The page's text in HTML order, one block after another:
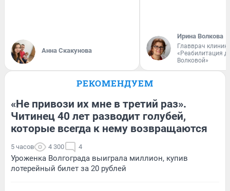
Анна Скакунова
Ирина Волкова
Главврач
«Реабилитация
Волковой»
РЕКОМЕНДУЕМ
«Не привози их мне в третий раз».
Читинец 40 лет разводит голубей,
которые всегда к нему возвращаются
5 часов 4 300 4
Уроженка Волгограда выиграла миллион, купив
лотерейный билет за 20 рублей